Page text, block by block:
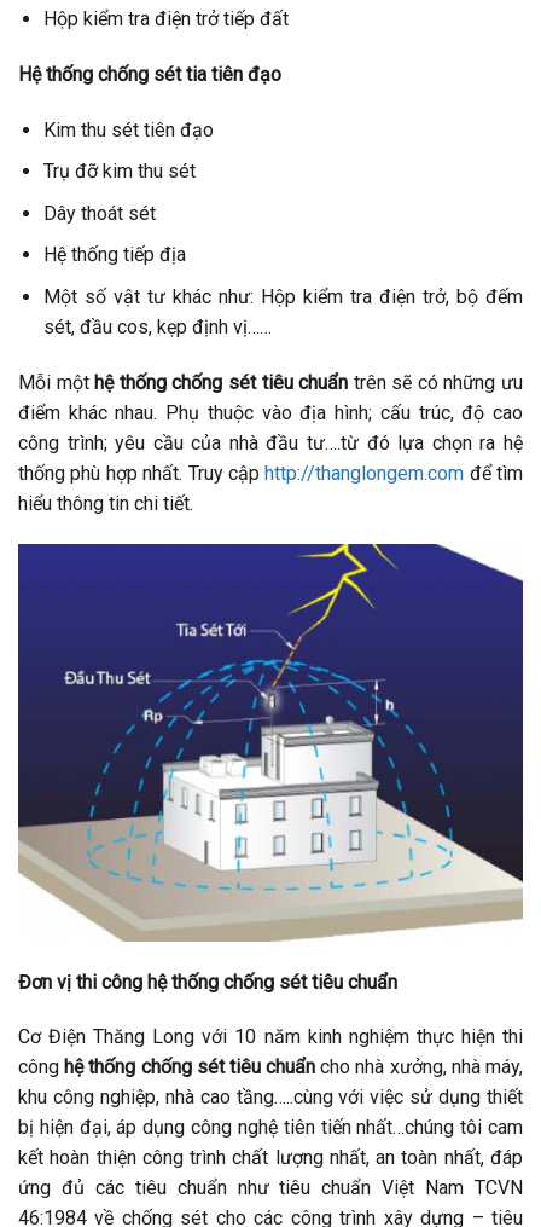
Hộp kiểm tra điện trở tiếp đất
Hệ thống chống sét tia tiên đạo
Kim thu sét tiên đạo
Trụ đỡ kim thu sét
Dây thoát sét
Hệ thống tiếp địa
Một số vật tư khác như: Hộp kiểm tra điện trở, bộ đếm
sét, đầu cos, kẹp định vị……
Mỗi mộthệ thống chống sét tiêu chuẩn trên sẽ có những ưu
điểm khác nhau. Phụ thuộc vào địa hình; cấu trúc, độ cao
công trình; yêu cầu của nhà đầu tư….từ đó lựa chọn ra hệ
thống phù hợp nhất. Truy cậphttp://thanglongem.com để tìm
hiểu thông tin chi tiết.
Đơn vị thi công hệ thống chống sét tiêu chuẩn
Cơ Điện Thăng Long với 10 năm kinh nghiệm thực hiện thi
công hệ thống chống sét tiêu chuẩn cho nhà xưởng, nhà máy,
khu công nghiệp, nhà cao tầng…..cùng với việc sử dụng thiết
bị hiện đại, áp dụng công nghệ tiên tiến nhất…chúng tôi cam
kết hoàn thiện công trình chất lượng nhất, an toàn nhất, đáp
ứng đủ các tiêu chuẩn như tiêu chuẩn Việt Nam TCVN
46:1984 về chống sét cho các công trình xây dựng – tiêu